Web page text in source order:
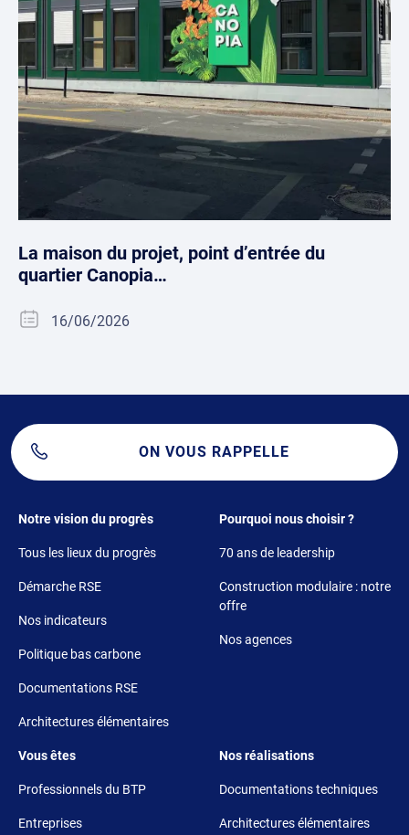
La maison du projet, point d’entrée du
quartier Canopia…
16/06/2026
ON VOUS RAPPELLE
Footer 1
Notre vision du progrès
Tous les lieux du progrès
Démarche RSE
Nos indicateurs
Politique bas carbone
Documentations RSE
Architectures élémentaires
Footer 2
Pourquoi nous choisir ?
70 ans de leadership
Construction modulaire : notre
offre
Nos agences
Footer 3
Vous êtes
Professionnels du BTP
Entreprises
Footer 4
Nos réalisations
Documentations techniques
Architectures élémentaires